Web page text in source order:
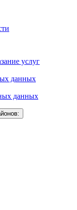
услуг
данных
данных